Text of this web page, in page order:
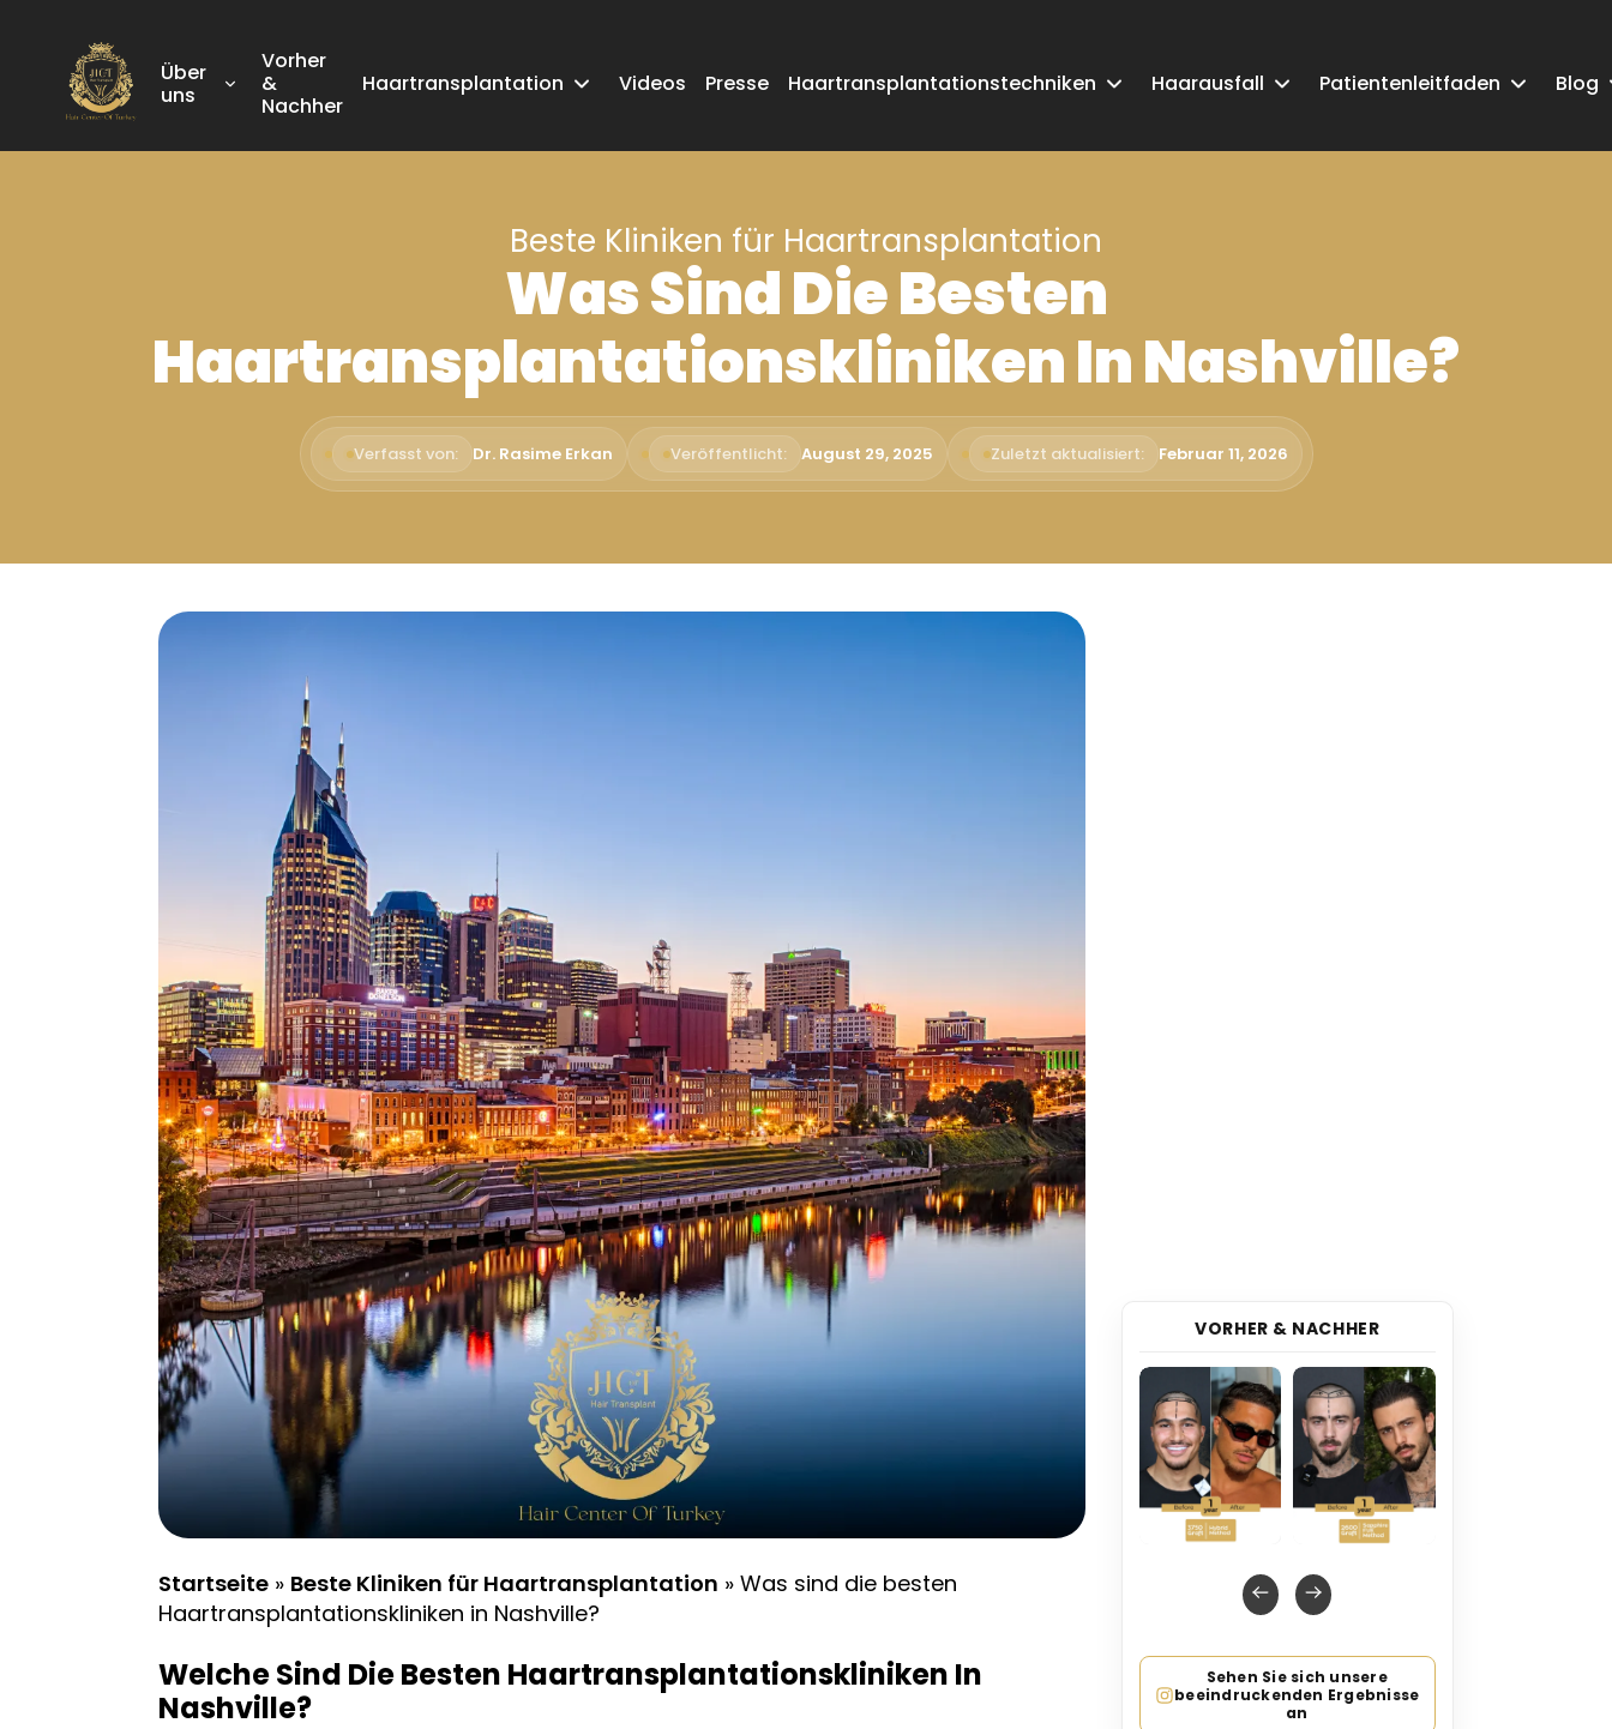
Über
uns
Vorher
&
Nachher
Haartransplantation Videos Presse Haartransplantationstechniken Haarausfall Patientenleitfaden Blog
Beste Kliniken für Haartransplantation
Was Sind Die Besten
Haartransplantationskliniken In Nashville?
Verfasst von: Dr. Rasime Erkan Veröffentlicht: August 29, 2025 Zuletzt aktualisiert: Februar 11, 2026
Startseite » Beste Kliniken für Haartransplantation » Was sind die besten
Haartransplantationskliniken in Nashville?
Welche Sind Die Besten Haartransplantationskliniken In
Nashville?
VORHER & NACHHER
Sehen Sie sich unsere
beeindruckenden Ergebnisse
an